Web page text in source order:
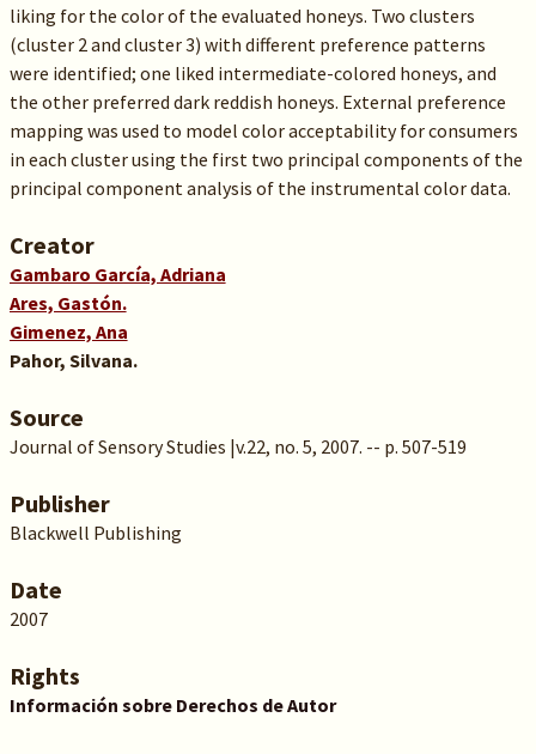
liking for the color of the evaluated honeys. Two clusters
(cluster 2 and cluster 3) with different preference patterns
were identified; one liked intermediate-colored honeys, and
the other preferred dark reddish honeys. External preference
mapping was used to model color acceptability for consumers
in each cluster using the first two principal components of the
principal component analysis of the instrumental color data.
Creator
Gambaro García, Adriana
Ares, Gastón.
Gimenez, Ana
Pahor, Silvana.
Source
Journal of Sensory Studies |v.22, no. 5, 2007. -- p. 507-519
Publisher
Blackwell Publishing
Date
2007
Rights
Información sobre Derechos de Autor